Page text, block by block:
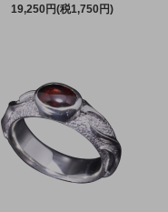
19,250円(税1,750円)